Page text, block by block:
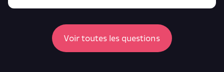
retrouver ici
Voir toutes les questions